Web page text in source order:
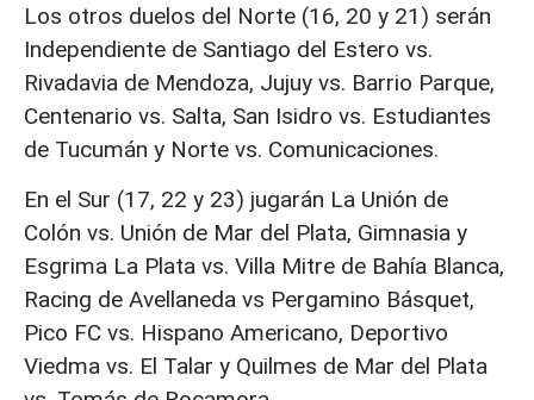
Los otros duelos del Norte (16, 20 y 21) serán
Independiente de Santiago del Estero vs.
Rivadavia de Mendoza, Jujuy vs. Barrio Parque,
Centenario vs. Salta, San Isidro vs. Estudiantes
de Tucumán y Norte vs. Comunicaciones.
En el Sur (17, 22 y 23) jugarán La Unión de
Colón vs. Unión de Mar del Plata, Gimnasia y
Esgrima La Plata vs. Villa Mitre de Bahía Blanca,
Racing de Avellaneda vs Pergamino Básquet,
Pico FC vs. Hispano Americano, Deportivo
Viedma vs. El Talar y Quilmes de Mar del Plata